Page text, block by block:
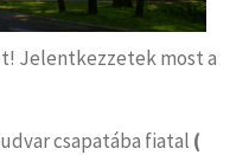
Jelentkezzetek most a
csapatába fiatal (